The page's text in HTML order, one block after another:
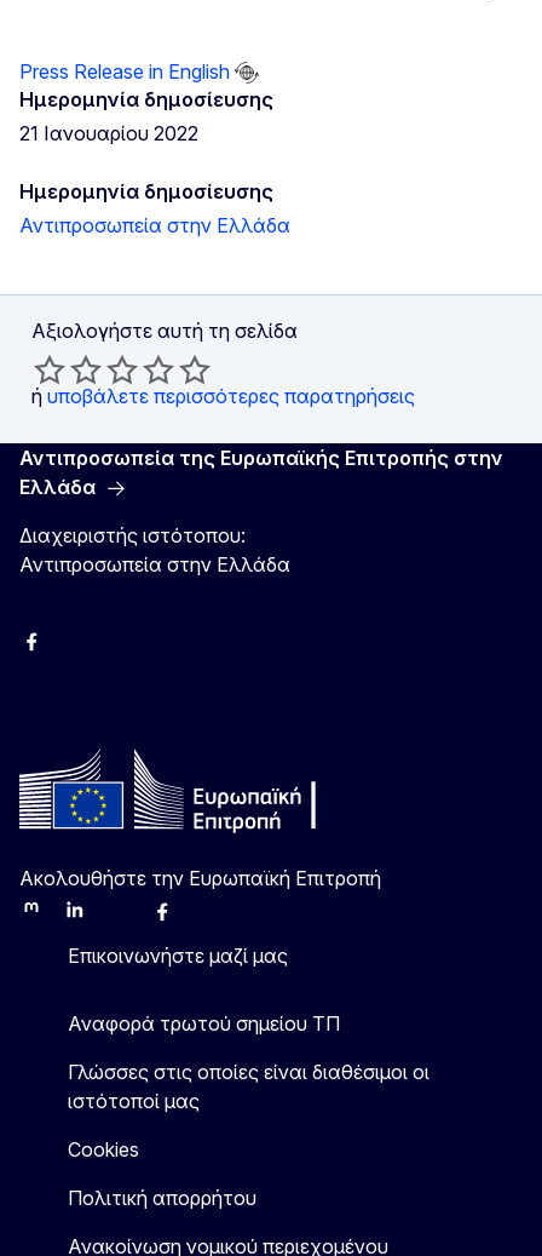
Press Release in English
Ημερομηνία δημοσίευσης
21 Ιανουαρίου 2022
Ημερομηνία δημοσίευσης
Αντιπροσωπεία στην Ελλάδα
Αξιολογήστε αυτή τη σελίδα
ή υποβάλετε περισσότερες παρατηρήσεις
Αντιπροσωπεία της Ευρωπαϊκής Επιτροπής στην
Ελλάδα
Διαχειριστής ιστότοπου:
Αντιπροσωπεία στην Ελλάδα
Facebook
Ακολουθήστε την Ευρωπαϊκή Επιτροπή
MastodonLinkedInBlueskyFacebook
Επικοινωνήστε μαζί μας
Αναφορά τρωτού σημείου ΤΠ
Γλώσσες στις οποίες είναι διαθέσιμοι οι
ιστότοποί μας
Cookies
Πολιτική απορρήτου
Ανακοίνωση νομικού περιεχομένου